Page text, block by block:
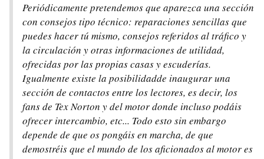
Periódicamente pretendemos que aparezca una sección
con consejos tipo técnico: reparaciones sencillas que
puedes hacer tú mismo, consejos referidos al tráfico y
la circulación y otras informaciones de utilidad,
ofrecidas por las propias casas y escuderías.
Igualmente existe la posibilidadde inaugurar una
sección de contactos entre los lectores, es decir, los
fans de Tex Norton y del motor donde incluso podáis
ofrecer intercambio, etc... Todo esto sin embargo
depende de que os pongáis en marcha, de que
demostréis que el mundo de los aficionados al motor es